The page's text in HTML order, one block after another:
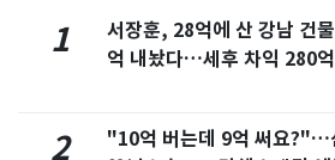
1
서장훈, 28억에 산 강남 건
억 내놨다…세후 차익 280
2
"10억 버는데 9억 써요?"…